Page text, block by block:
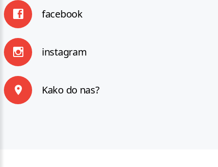
facebook
instagram
Kako do nas?